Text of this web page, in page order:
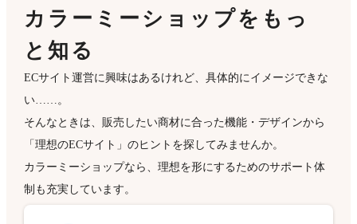
カラーミーショップをもっ
と知る
ECサイト運営に興味はあるけれど、具体的にイメージできな
い……。
そんなときは、販売したい商材に合った機能・デザインから
「理想のECサイト」のヒントを探してみませんか。
カラーミーショップなら、理想を形にするためのサポート体
制も充実しています。